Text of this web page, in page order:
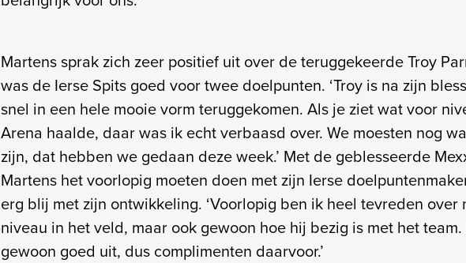
Martens sprak zich zeer positief uit over de teruggekeerde Troy
was de Ierse Spits goed voor twee doelpunten. ‘Troy is na zijn
snel in een hele mooie vorm teruggekomen. Als je ziet wat voor
Arena haalde, daar was ik echt verbaasd over. We moesten nog
zijn, dat hebben we gedaan deze week.’ Met de geblesseerde
Martens het voorlopig moeten doen met zijn Ierse
erg blij met zijn ontwikkeling. ‘Voorlopig ben ik heel tevreden over
niveau in het veld, maar ook gewoon hoe hij bezig is met het
gewoon goed uit, dus complimenten daarvoor.’